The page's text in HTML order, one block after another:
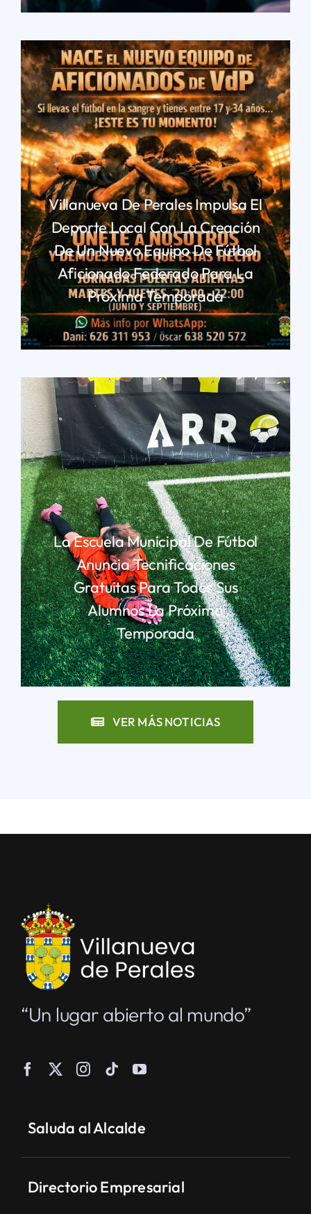
Villanueva De Perales Impulsa El
Deporte Local Con La Creación
De Un Nuevo Equipo De Fútbol
Aficionado Federado Para La
Próxima Temporada
LEER MÁS
La Escuela Municipal De Fútbol
Anuncia Tecnificaciones
Gratuitas Para Todos Sus
Alumnos La Próxima
Temporada
LEER MÁS
VER MÁS NOTICIAS
“Un lugar abierto al mundo”
Saluda al Alcalde
Directorio Empresarial